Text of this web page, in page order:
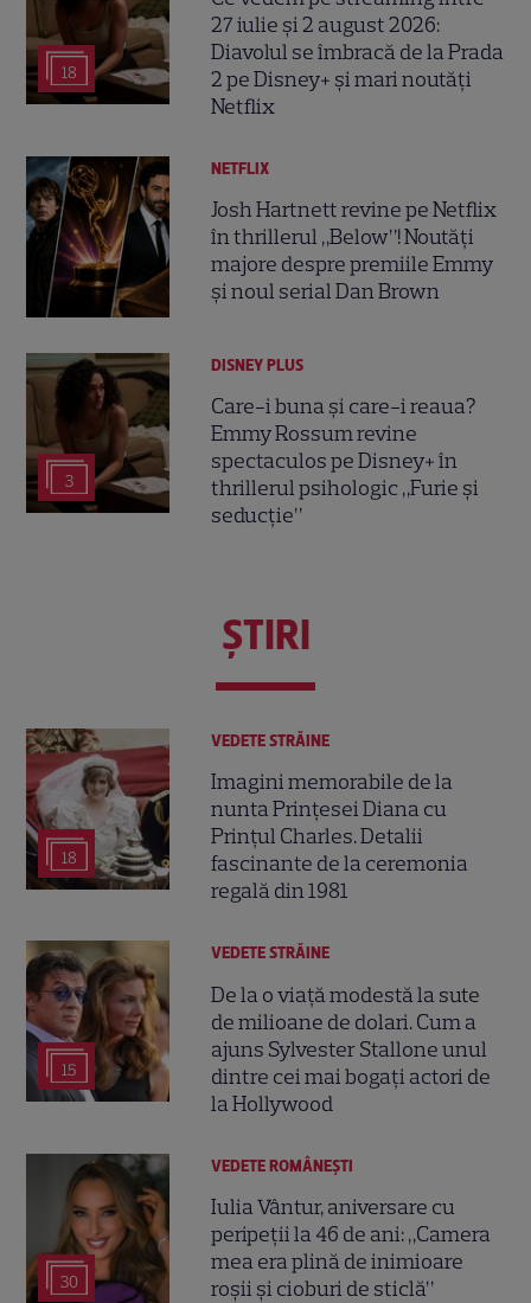
18
27 iulie și 2 august 2026:
Diavolul se îmbracă de la Prada
2 pe Disney+ și mari noutăți
Netflix
NETFLIX
Josh Hartnett revine pe Netflix
în thrillerul „Below”! Noutăți
majore despre premiile Emmy
și noul serial Dan Brown
3
DISNEY PLUS
Care-i buna și care-i reaua?
Emmy Rossum revine
spectaculos pe Disney+ în
thrillerul psihologic „Furie și
seducție”
ŞTIRI
18
VEDETE STRĂINE
Imagini memorabile de la
nunta Prințesei Diana cu
Prințul Charles. Detalii
fascinante de la ceremonia
regală din 1981
15
VEDETE STRĂINE
De la o viață modestă la sute
de milioane de dolari. Cum a
ajuns Sylvester Stallone unul
dintre cei mai bogați actori de
la Hollywood
30
VEDETE ROMÂNEŞTI
Iulia Vântur, aniversare cu
peripeții la 46 de ani: „Camera
mea era plină de inimioare
roșii și cioburi de sticlă”